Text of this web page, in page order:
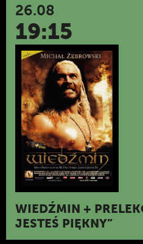
26.08
19:15
WIEDŹMIN +
JESTEŚ PIĘKNY”